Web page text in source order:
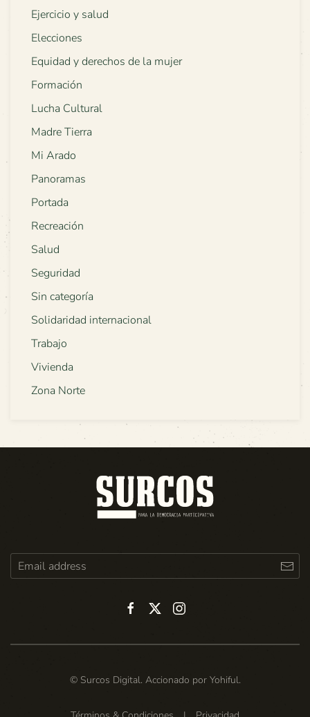
Ejercicio y salud
Elecciones
Equidad y derechos de la mujer
Formación
Lucha Cultural
Madre Tierra
Mi Arado
Panoramas
Portada
Recreación
Salud
Seguridad
Sin categoría
Solidaridad internacional
Trabajo
Vivienda
Zona Norte
© Surcos Digital. Accionado por Yohiful.